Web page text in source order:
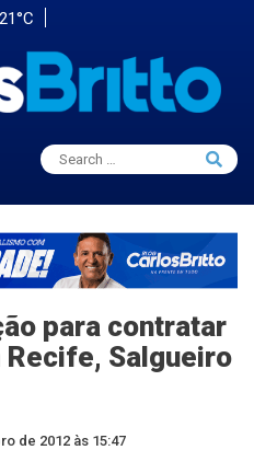
21°C
Search
for:
Search
para contratar
Salgueiro
de 2012 às 15:47